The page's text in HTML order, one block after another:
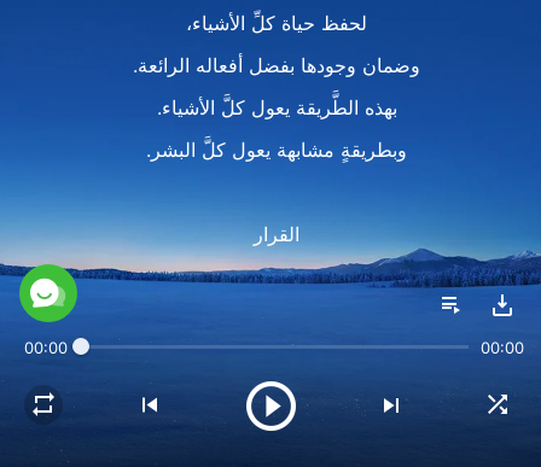
لحفظ حياة كلِّ الأشياء،
وضمان وجودها بفضل أفعاله الرائعة.
بهذه الطَّريقة يعول كلَّ الأشياء.
وبطريقةٍ مشابهة يعول كلَّ البشر.
القرار
خلق الله السَّماوات والأرض
ويستخدم كلَّ ما خلقه ليحفظ ويحمي
00:00 00:00